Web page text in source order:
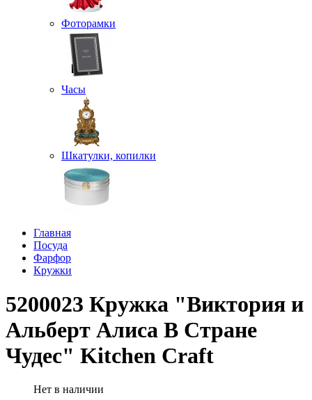
Фоторамки
Часы
Шкатулки, копилки
Главная
Посуда
Фарфор
Кружки
5200023 Кружка "Виктория и
Альберт Алиса В Стране
Чудес" Kitchen Craft
Нет в наличии